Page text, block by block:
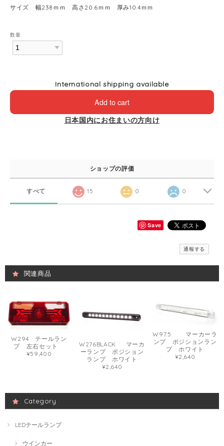
サイズ 幅238ｍｍ 高さ20.6ｍｍ 厚み10.4ｍｍ
数量
International shipping available
Add to cart
日本国内にお住まいの方向け
ショップの評価
すべて 15 0 0
Save
通報する
関連商品
W294 テールラン
プ 左右セット
¥59,400
W276BLACK マーカ
ーランプ ポジション
ランプ ホワイト
¥2,640
W97.5 マーカーラ
ンプ ポジションラン
プ ホワイト
¥2,640
Category
LEDテールランプ
ウインカー